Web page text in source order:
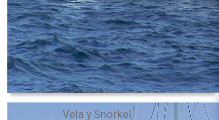
Vela y Snorkel